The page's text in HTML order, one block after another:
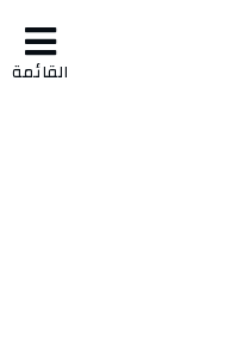
القائمة